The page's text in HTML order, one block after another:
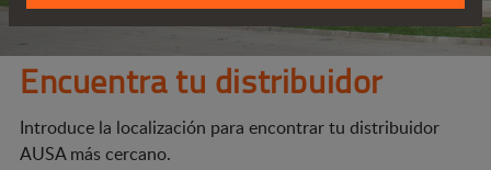
Encuentra tu distribuidor
Introduce la localización para encontrar tu distribuidor
AUSA más cercano.